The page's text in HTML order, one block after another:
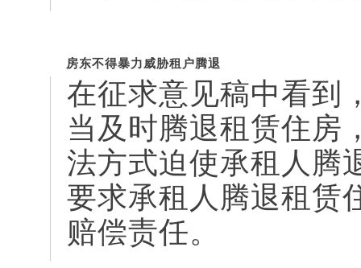
房东不得暴力威胁租户腾退
在征求意见稿中看到
当及时腾退租赁住房
法方式迫使承租人腾
要求承租人腾退租赁
赔偿责任。